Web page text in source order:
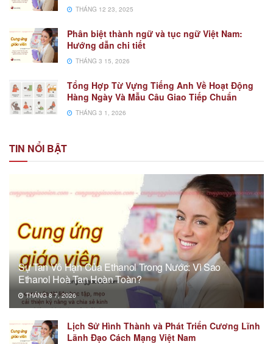
THÁNG 12 23, 2025
Phân biệt thành ngữ và tục ngữ Việt Nam:
Hướng dẫn chi tiết
THÁNG 3 15, 2026
Tổng Hợp Từ Vựng Tiếng Anh Về Hoạt Động
Hàng Ngày Và Mẫu Câu Giao Tiếp Chuẩn
THÁNG 3 1, 2026
TIN NỔI BẬT
Sự Tan Vô Hạn Của Ethanol Trong Nước: Vì Sao
Ethanol Hoà Tan Hoàn Toàn?
THÁNG 8 7, 2026
Lịch Sử Hình Thành và Phát Triển Cương Lĩnh
Lãnh Đạo Cách Mạng Việt Nam